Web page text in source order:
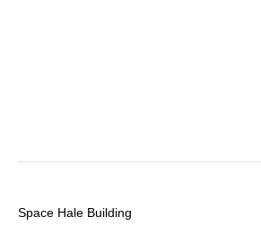
Space Hale Building